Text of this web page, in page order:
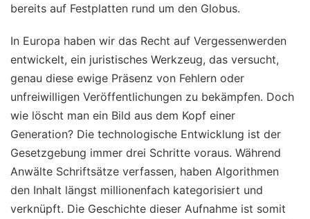
bereits auf Festplatten rund um den Globus.
In Europa haben wir das Recht auf Vergessenwerden
entwickelt, ein juristisches Werkzeug, das versucht,
genau diese ewige Präsenz von Fehlern oder
unfreiwilligen Veröffentlichungen zu bekämpfen. Doch
wie löscht man ein Bild aus dem Kopf einer
Generation? Die technologische Entwicklung ist der
Gesetzgebung immer drei Schritte voraus. Während
Anwälte Schriftsätze verfassen, haben Algorithmen
den Inhalt längst millionenfach kategorisiert und
verknüpft. Die Geschichte dieser Aufnahme ist somit